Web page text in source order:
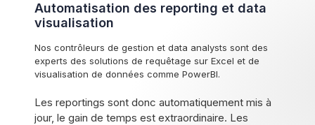
Automatisation des reporting et data
visualisation
Nos contrôleurs de gestion et data analysts sont des
experts des solutions de requêtage sur Excel et de
visualisation de données comme PowerBI.
Les reportings sont donc automatiquement mis à
jour, le gain de temps est extraordinaire. Les